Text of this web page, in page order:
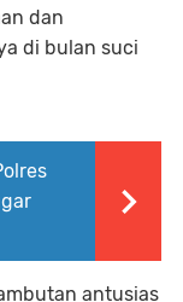
dan
di bulan suci
antusias